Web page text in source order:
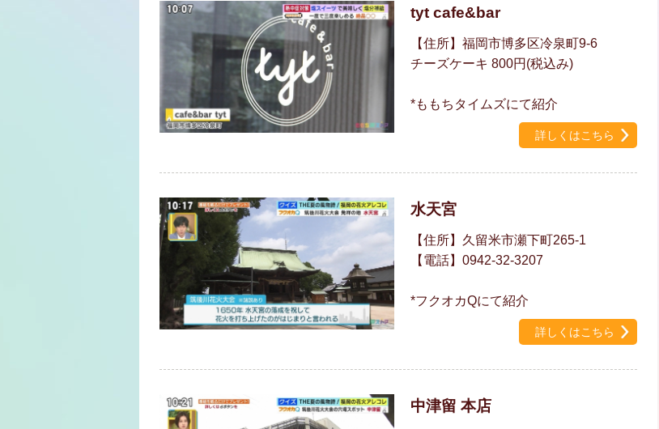
tyt cafe&bar
【住所】福岡市博多区冷泉町9-6
チーズケーキ 800円(税込み)
*ももちタイムズにて紹介
詳しくはこちら
水天宮
【住所】久留米市瀬下町265-1
【電話】0942-32-3207
*フクオカQにて紹介
詳しくはこちら
中津留 本店